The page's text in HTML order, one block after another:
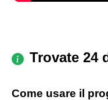
Trovate 24
Come usare il